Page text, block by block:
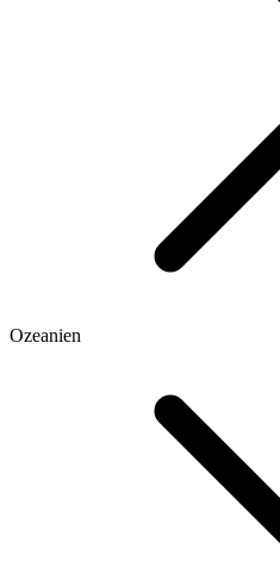
Ozeanien